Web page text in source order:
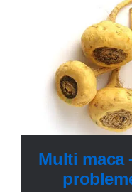
Multi maca